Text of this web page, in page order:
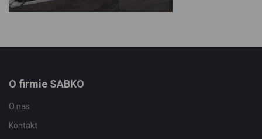
O firmie SABKO
O nas
Kontakt